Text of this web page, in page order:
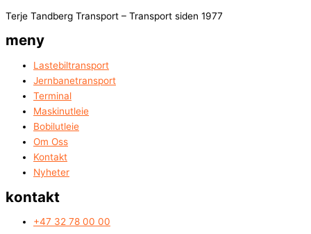
Terje Tandberg Transport – Transport siden 1977
meny
Lastebiltransport
Jernbanetransport
Terminal
Maskinutleie
Bobilutleie
Om Oss
Kontakt
Nyheter
kontakt
+47 32 78 00 00